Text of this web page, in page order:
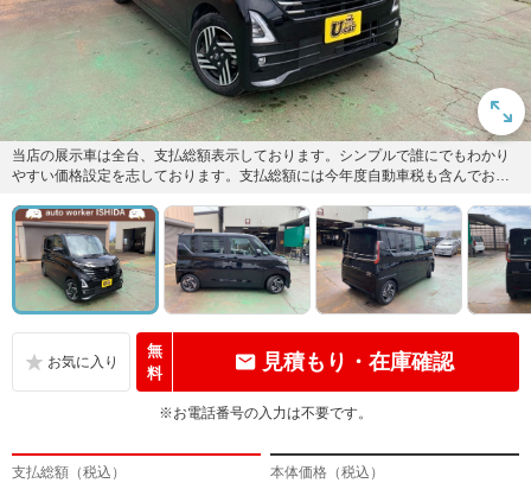
当店の展示車は全台、支払総額表示しております。シンプルで誰にでもわかり
やすい価格設定を志しております。支払総額には今年度自動車税も含んでおり
無
料
見積もり・在庫確認
※お電話番号の入力は不要です。
支払総額（税込） 本体価格（税込）